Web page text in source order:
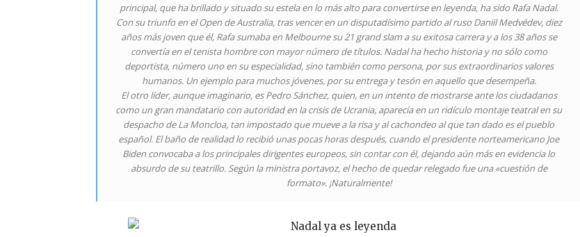
principal, que ha brillado y situado su estela en lo más alto para convertirse en leyenda, ha sido Rafa Nadal.
Con su triunfo en el Open de Australia, tras vencer en un disputadísimo partido al ruso Daniil Medvédev, diez
años más joven que él, Rafa sumaba en Melbourne su 21 grand slama su exitosa carrera y a los 38 años se
convertía en el tenista hombre con mayor número de títulos. Nadal ha hecho historia y no sólo como
deportista, número uno en su especialidad, sino también como persona, por sus extraordinarios valores
humanos. Un ejemplo para muchos jóvenes, por su entrega y tesón en aquello que desempeña.
El otro líder, aunque imaginario, es Pedro Sánchez, quien, en un intento de mostrarse ante los ciudadanos
como un gran mandatario con autoridad en la crisis de Ucrania, aparecía en un ridículo montaje teatral en su
despacho de La Moncloa, tan impostado que mueve a la risa y al cachondeo al que tan dado es el pueblo
español. El baño de realidad lo recibió unas pocas horas después, cuando el presidente norteamericano Joe
Biden convocaba a los principales dirigentes europeos, sin contar con él, dejando aún más en evidencia lo
absurdo de su teatrillo. Según la ministra portavoz, el hecho de quedar relegado fue una «cuestión de
formato». ¡Naturalmente!